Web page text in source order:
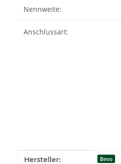
Nennweite:
Anschlussart:
Produkteigenschaft
Wert
Hersteller: Bevo